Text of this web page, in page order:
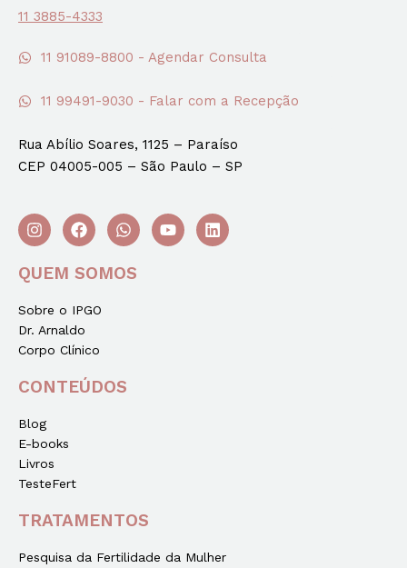
11 3885-4333
11 91089-8800 - Agendar Consulta
11 99491-9030 - Falar com a Recepção
Rua Abílio Soares, 1125 – Paraíso
CEP 04005-005 – São Paulo – SP
QUEM SOMOS
Sobre o IPGO
Dr. Arnaldo
Corpo Clínico
CONTEÚDOS
Blog
E-books
Livros
TesteFert
TRATAMENTOS
Pesquisa da Fertilidade da Mulher